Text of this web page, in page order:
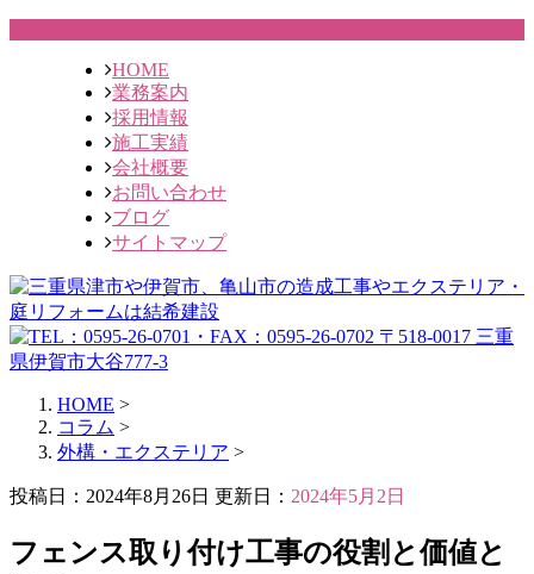
HOME
業務案内
採用情報
施工実績
会社概要
お問い合わせ
ブログ
サイトマップ
HOME >
コラム >
外構・エクステリア >
投稿日：2024年8月26日 更新日： 2024年5月2日
フェンス取り付け工事の役割と価値と